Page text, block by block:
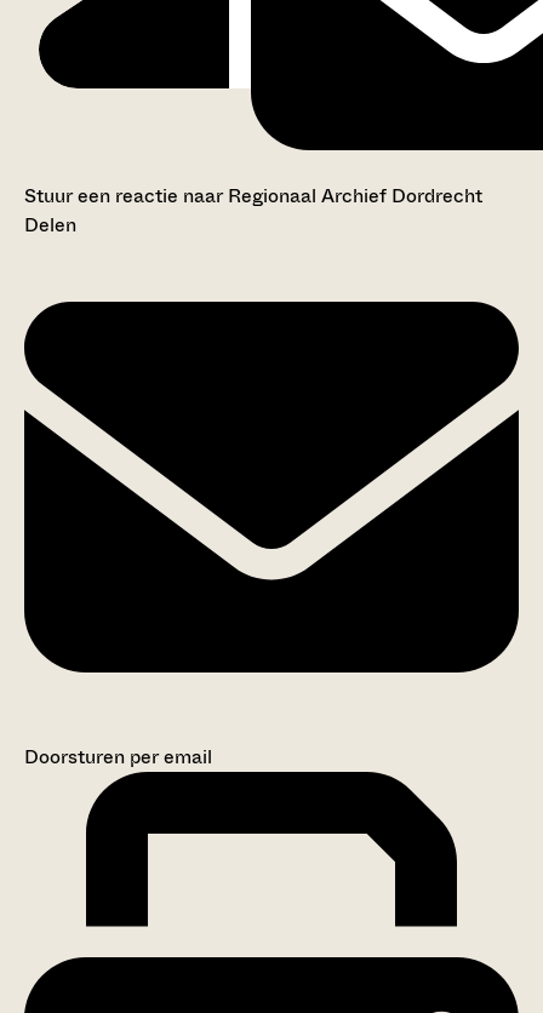
Stuur een reactie naar Regionaal Archief Dordrecht
Delen
Doorsturen per email